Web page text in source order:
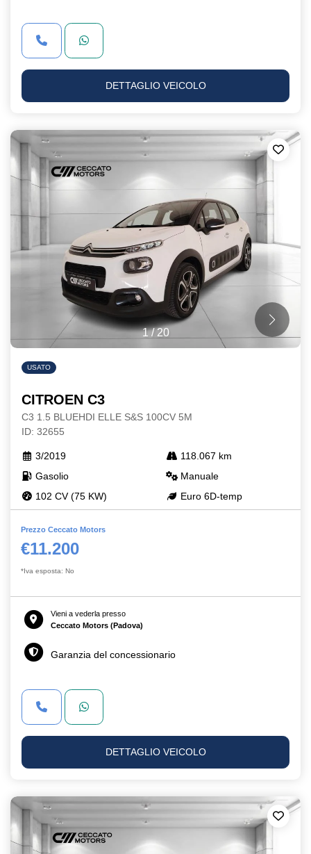
DETTAGLIO VEICOLO
1/20
USATO
CITROEN C3
C3 1.5 BLUEHDI ELLE S&S 100CV 5M
ID: 32655
3/2019
118.067 km
Gasolio
Manuale
102 CV (75 KW)
Euro 6D-temp
Prezzo Ceccato Motors
€11.200
*Iva esposta: No
Vieni a vederla presso
Ceccato Motors (Padova)
Garanzia del concessionario
DETTAGLIO VEICOLO